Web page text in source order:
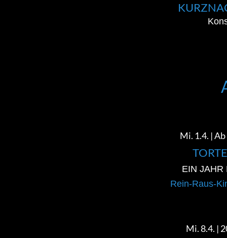
Mi. 1.4. |
EIN JAHR
Rein-Raus-
Mi. 8.4. |